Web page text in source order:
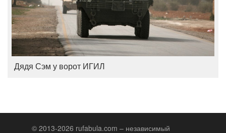
Дядя Сэм у ворот ИГИЛ
© 2013-2026 rufabula.com – независимый